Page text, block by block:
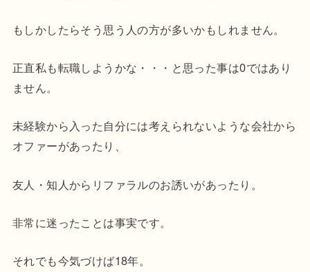
もしかしたらそう思う人の方が多いかもしれません。
正直私も転職しようかな・・・と思った事は0ではあり
ません。
未経験から入った自分には考えられないような会社から
オファーがあったり、
友人・知人からリファラルのお誘いがあったり。
非常に迷ったことは事実です。
それでも今気づけば18年。